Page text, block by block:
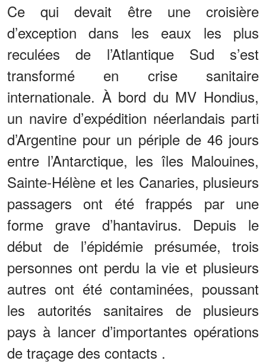
Ce qui devait être une croisière
d’exception dans les eaux les plus
reculées de l’Atlantique Sud s’est
transformé en crise sanitaire
internationale. À bord du MV Hondius,
un navire d’expédition néerlandais parti
d’Argentine pour un périple de 46 jours
entre l’Antarctique, les îles Malouines,
Sainte-Hélène et les Canaries, plusieurs
passagers ont été frappés par une
forme grave d’hantavirus. Depuis le
début de l’épidémie présumée, trois
personnes ont perdu la vie et plusieurs
autres ont été contaminées, poussant
les autorités sanitaires de plusieurs
pays à lancer d’importantes opérations
de traçage des contacts .